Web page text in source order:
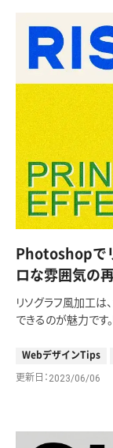
Photoshopで
ロな雰囲気の
リソグラフ風加工は
できるのが魅力です
WebデザインTips
更新日 2023/06/06